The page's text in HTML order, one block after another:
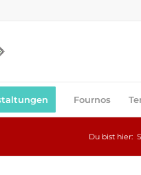
Fournos
Du bist hier: